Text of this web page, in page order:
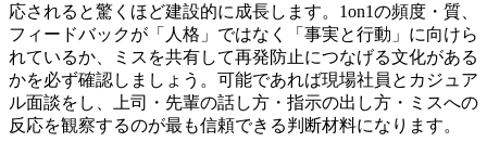
応されると驚くほど建設的に成長します。1on1の頻度・質、
フィードバックが「人格」ではなく「事実と行動」に向けら
れているか、ミスを共有して再発防止につなげる文化がある
かを必ず確認しましょう。可能であれば現場社員とカジュア
ル面談をし、上司・先輩の話し方・指示の出し方・ミスへの
反応を観察するのが最も信頼できる判断材料になります。